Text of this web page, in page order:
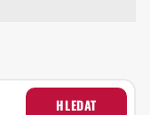
HLEDAT